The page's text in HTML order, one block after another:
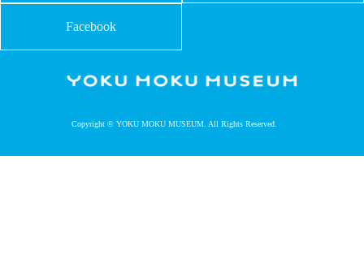
Facebook
Copyright © YOKU MOKU MUSEUM. All Rights Reserved.